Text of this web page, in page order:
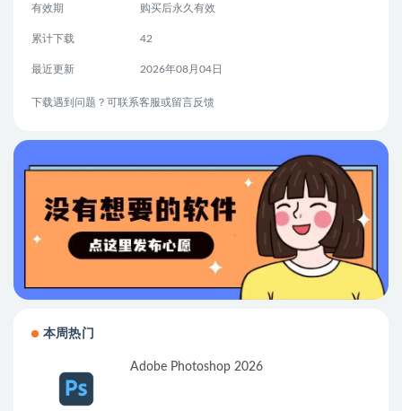
有效期 购买后永久有效
累计下载 42
最近更新 2026年08月04日
下载遇到问题？可联系客服或留言反馈
本周热门
Adobe Photoshop 2026